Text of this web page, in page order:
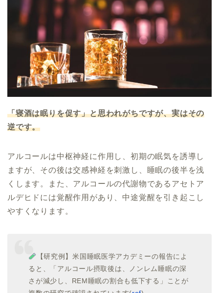
「寝酒は眠りを促す」と思われがちですが、実はその
逆です。
アルコールは中枢神経に作用し、初期の眠気を誘導し
ますが、その後は交感神経を刺激し、睡眠の後半を浅
くします。また、アルコールの代謝物であるアセトア
ルデヒドには覚醒作用があり、中途覚醒を引き起こし
やすくなります。
【研究例】米国睡眠医学アカデミーの報告によ
ると、「アルコール摂取後は、ノンレム睡眠の深
さが減少し、REM睡眠の割合も低下する」ことが